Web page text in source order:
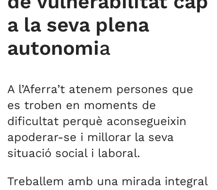
a la seva plena
autonomia
A l’Aferra’t atenem persones que
es troben en moments de
dificultat perquè aconsegueixin
apoderar-se i millorar la seva
situació social i laboral.
Treballem amb una mirada integral